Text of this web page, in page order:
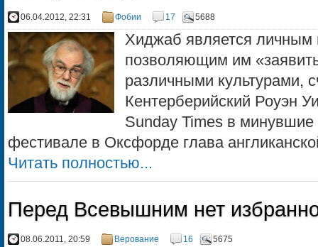
06.04.2012, 22:31 Фобии 17 5688
Хиджаб является
позволяющим им
различными культурами,
Кентерберийский Роуэн
Sunday Times в
фестивале в Оксфорде глава
Читать полностью...
Перед Всевышним нет
08.06.2011, 20:59 Верование 16 5675